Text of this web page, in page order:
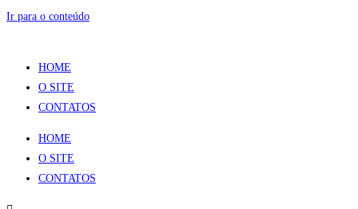
Ir para o conteúdo
HOME
O SITE
CONTATOS
HOME
O SITE
CONTATOS